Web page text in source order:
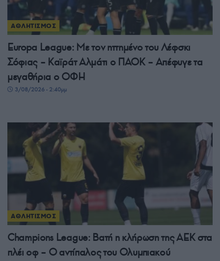
ΑΘΛΗΤΙΣΜΟΣ
Europa League: Με τον ηττημένο του Λέφσκι
Σόφιας – Καϊράτ Αλμάτι ο ΠΑΟΚ – Απέφυγε τα
μεγαθήρια ο ΟΦΗ
3/08/2026 - 2:40μμ
ΑΘΛΗΤΙΣΜΟΣ
Champions League: Βατή η κλήρωση της ΑΕΚ στα
πλέι οφ – Ο αντίπαλος του Ολυμπιακού